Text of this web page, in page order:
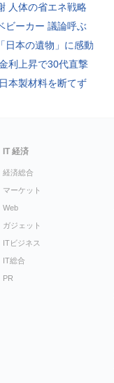
人体の省エネ戦略
ビーカー 議論呼ぶ
日本の遺物」に感動
利上昇で30代直撃
本製材料を断てず
IT 経済
経済総合
マーケット
Web
ガジェット
ITビジネス
IT総合
PR